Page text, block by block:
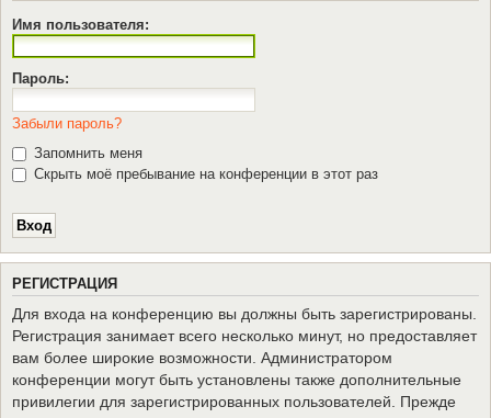
Имя пользователя:
Пароль:
Забыли пароль?
Запомнить меня
Скрыть моё пребывание на конференции в этот раз
РЕГИСТРАЦИЯ
Для входа на конференцию вы должны быть зарегистрированы.
Регистрация занимает всего несколько минут, но предоставляет
вам более широкие возможности. Администратором
конференции могут быть установлены также дополнительные
привилегии для зарегистрированных пользователей. Прежде